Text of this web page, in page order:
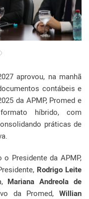
aprovou, na manhã
contábeis e
da APMP, Promed e
híbrido, com
práticas de
Presidente da APMP,
Rodrigo Leite
Mariana Andreola de
da Promed,Willian